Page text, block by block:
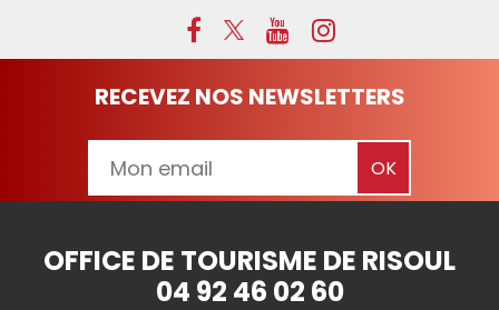
RECEVEZ NOS NEWSLETTERS
OFFICE DE TOURISME DE RISOUL
04 92 46 02 60